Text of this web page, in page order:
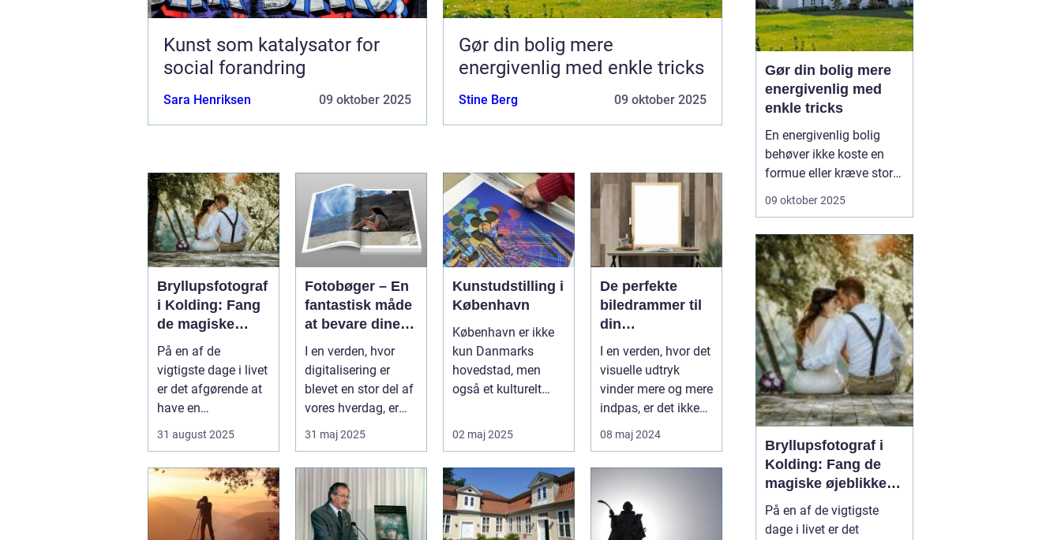
Kunst som katalysator for
social forandring
Sara Henriksen 09 oktober 2025
Gør din bolig mere
energivenlig med enkle tricks
Stine Berg 09 oktober 2025
Bryllupsfotograf
i Kolding: Fang
de magiske
øjeblikke på din
store dag
På en af de
vigtigste dage i livet
er det afgørende at
have en
bryllupsfot...
31 august 2025
Fotobøger – En
fantastisk måde
at bevare dine
minder på
I en verden, hvor
digitalisering er
blevet en stor del af
vores hverdag, er
der stadig noget
31 maj 2025
Kunstudstilling i
København
København er ikke
kun Danmarks
hovedstad, men
også et kulturelt
kunstent...
02 maj 2025
De perfekte
biledrammer til
din
kunstsamling
I en verden, hvor det
visuelle udtryk
vinder mere og mere
indpas, er det ikke
overraskende, at
biled...
08 maj 2024
Gør din bolig mere
energivenlig med
enkle tricks
En energivenlig bolig
behøver ikke koste en
formue eller kræve store
renoveringer. Ofte ligger
kan lave med det
samme. Det handler om
at bruge energien
smartere – ikke n&o...
09 oktober 2025
Bryllupsfotograf i
Kolding: Fang de
magiske øjeblikke
på din store dag
På en af de vigtigste
dage i livet er det